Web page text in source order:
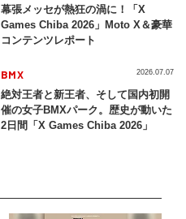
幕張メッセが熱狂の渦に！「X
Games Chiba 2026」Moto X＆豪華
コンテンツレポート
BMX
絶対王者と新王者、そして国内初開
催の女子BMXパーク。歴史が動いた
2日間「X Games Chiba 2026」
2026.07.07